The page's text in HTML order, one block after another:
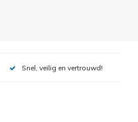
Snel, veilig en vertrouwd!